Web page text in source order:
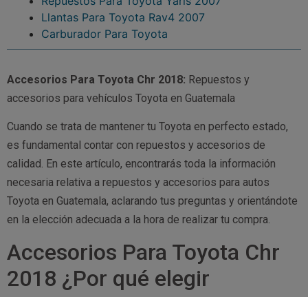
Llantas Para Toyota Rav4 2007
Carburador Para Toyota
Accesorios Para Toyota Chr 2018: Repuestos y
accesorios para vehículos Toyota en Guatemala
Cuando se trata de mantener tu Toyota en perfecto estado,
es fundamental contar con repuestos y accesorios de
calidad. En este artículo, encontrarás toda la información
necesaria relativa a repuestos y accesorios para autos
Toyota en Guatemala, aclarando tus preguntas y orientándote
en la elección adecuada a la hora de realizar tu compra.
Accesorios Para Toyota Chr
2018 ¿Por qué elegir